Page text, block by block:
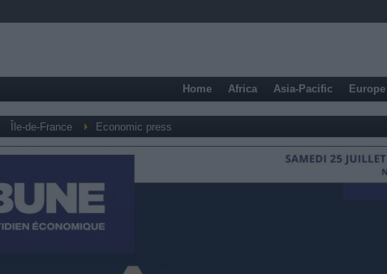
Home Africa Asia-Pacific Europe
Île-de-France Economic press